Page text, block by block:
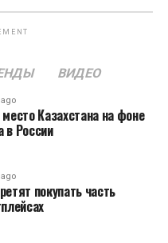
ВИДЕО
Казахстана на фоне
в России
покупать часть